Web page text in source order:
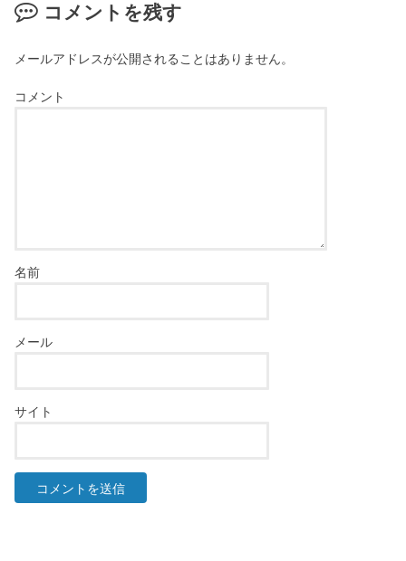
コメントを残す
メールアドレスが公開されることはありません。
コメント
名前
メール
サイト